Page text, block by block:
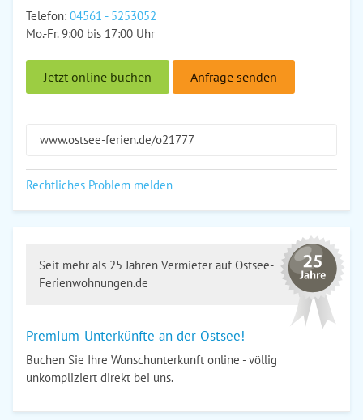
Telefon: 04561 - 5253052
Mo.-Fr. 9:00 bis 17:00 Uhr
Jetzt online buchen Anfrage senden
www.ostsee-ferien.de/o21777
Rechtliches Problem melden
Seit mehr als 25 Jahren Vermieter auf Ostsee-
Ferienwohnungen.de
Premium-Unterkünfte an der Ostsee!
Buchen Sie Ihre Wunschunterkunft online - völlig
unkompliziert direkt bei uns.